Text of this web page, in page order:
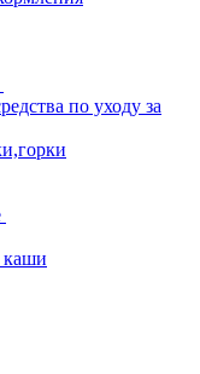
по уходу за
каши